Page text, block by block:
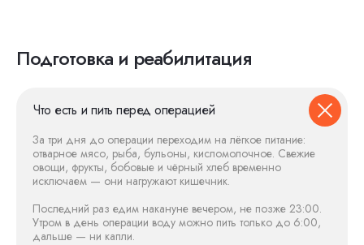
Подготовка и реабилитация
Что есть и пить перед операцией
За три дня до операции переходим на лёгкое питание:
отварное мясо, рыба, бульоны, кисломолочное. Свежие
овощи, фрукты, бобовые и чёрный хлеб временно
исключаем — они нагружают кишечник.
Последний раз едим накануне вечером, не позже 23:00.
Утром в день операции воду можно пить только до 6:00,
дальше — ни капли.